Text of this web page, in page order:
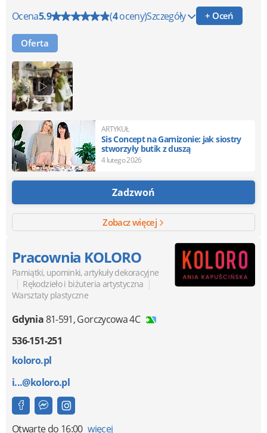
Ocena5.9 (4oceny)Szczegóły + Oceń
Oferta
ARTYKUŁ
Sis Concept na Garnizonie: jak siostry
stworzyły butik z duszą
4 lutego 2026
Zadzwoń
Zobacz więcej
Pracownia KOLORO
Pamiątki, upominki, artykuły dekoracyjne
| Rękodzieło i biżuteria artystyczna |
Warsztaty plastyczne
Gdynia81-591,Gorczycowa 4C
536-151-251
koloro.pl
i...@koloro.pl
Otwartedo 16:00 więcej